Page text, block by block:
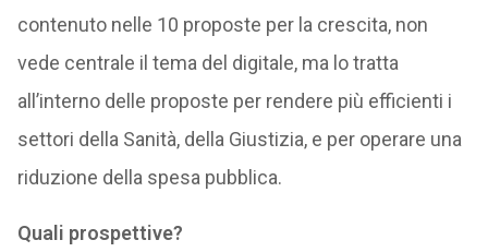
contenuto nelle 10 proposte per la crescita, non
vede centrale il tema del digitale, ma lo tratta
all’interno delle proposte per rendere più efficienti i
settori della Sanità, della Giustizia, e per operare una
riduzione della spesa pubblica.
Quali prospettive?